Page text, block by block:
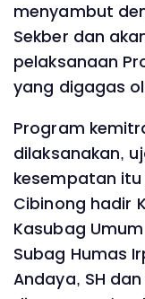
menyambut
Sekber dan
pelaksanaan
yang digagas
Program
dilaksanakan,
kesempatan itu
Cibinong hadir
Kasubag
Subag Humas
Andaya, SH